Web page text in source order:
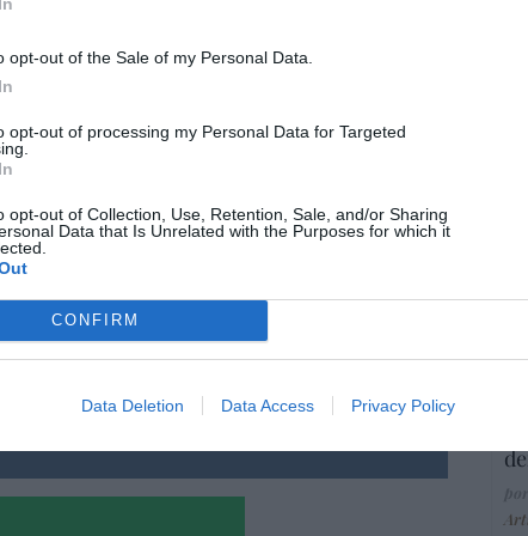
opt-out of the Sale of my Personal Data.
opt-out of processing my Personal Data for Targeted
opt-out of Collection, Use, Retention, Sale, and/or Sharing
Data that Is Unrelated with the Purposes for which it
CONFIRM
Data Deletion Data Access Privacy Policy
religiosas, templos, símbolos y derechos
religiosa no puede depender del color
relegada al último lugar del debate
este artículo?
destacado de Hispanidad